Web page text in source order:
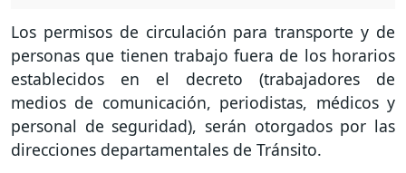
Los permisos de circulación para transporte y de
personas que tienen trabajo fuera de los horarios
establecidos en el decreto (trabajadores de
medios de comunicación, periodistas, médicos y
personal de seguridad), serán otorgados por las
direcciones departamentales de Tránsito.